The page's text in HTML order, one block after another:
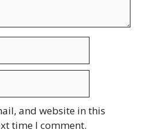
and website in this
time I comment.